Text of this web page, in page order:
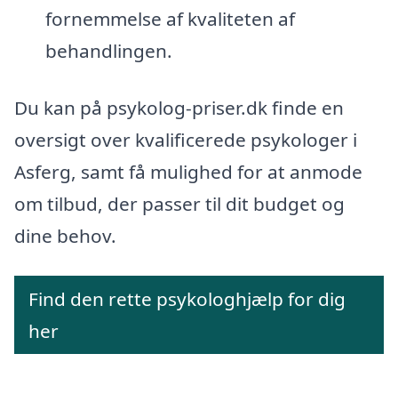
fornemmelse af kvaliteten af
behandlingen.
Du kan på psykolog-priser.dk finde en
oversigt over kvalificerede psykologer i
Asferg, samt få mulighed for at anmode
om tilbud, der passer til dit budget og
dine behov.
Find den rette psykologhjælp for dig
her